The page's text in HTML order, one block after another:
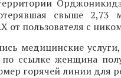
свыше
от пользователя с
медицинские
ссылке женщина
горячей линии для